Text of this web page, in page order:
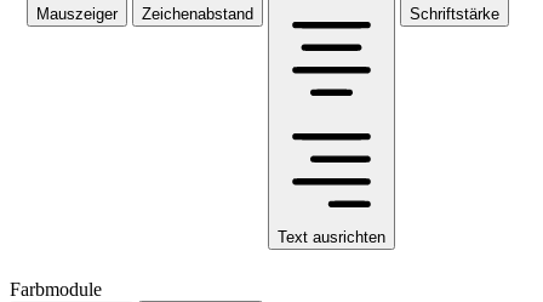
Mauszeiger Zeichenabstand
Text ausrichten
Schriftstärke
Farbmodule